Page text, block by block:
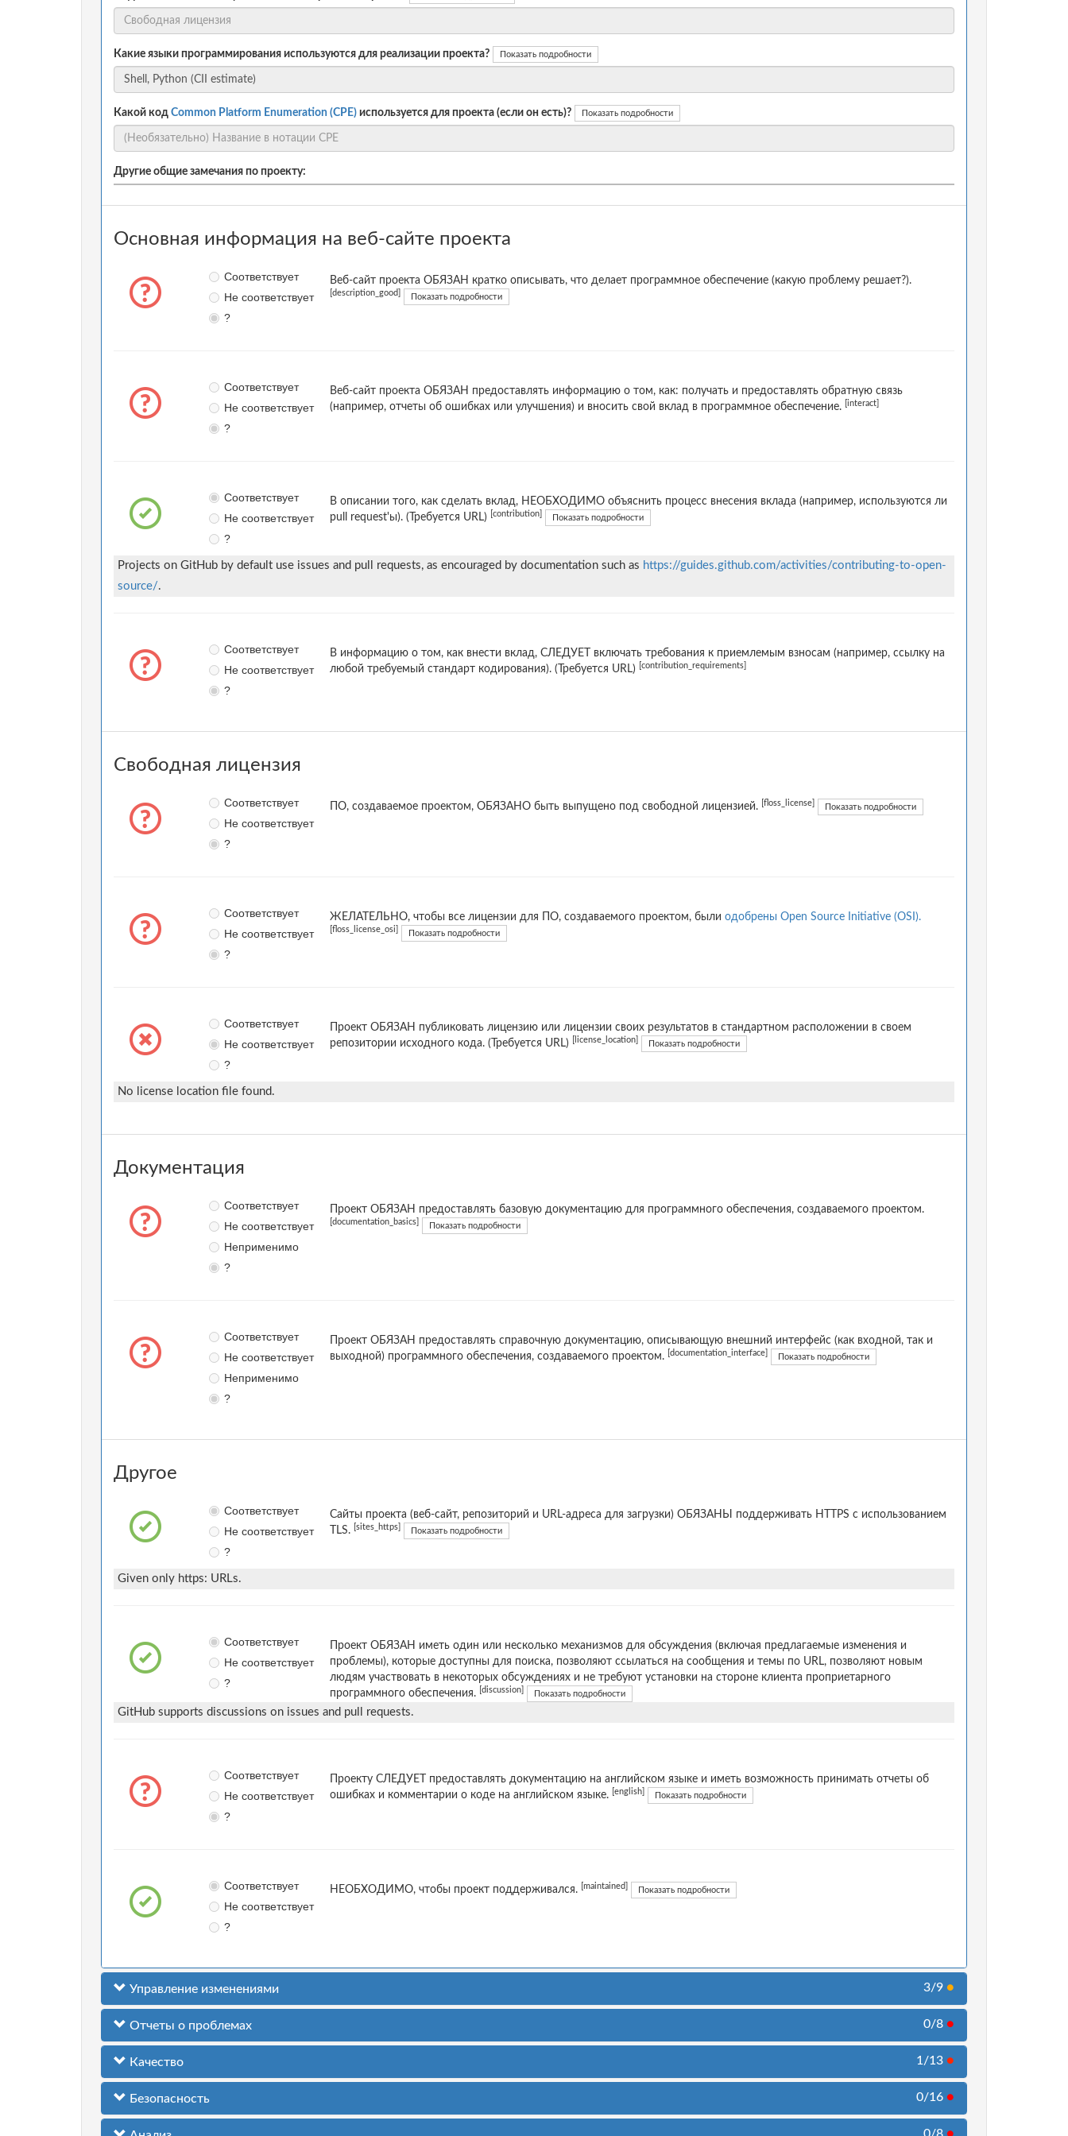
Какие языки программирования используются для реализации проекта? Показать подробности
Какой код Common Platform Enumeration (CPE) используется для проекта (если он есть)? Показать подробности
Другие общие замечания по проекту:
Основная информация на веб-сайте проекта
Соответствует
Не соответствует
?
Веб-сайт проекта ОБЯЗАН кратко описывать, что делает программное обеспечение (какую проблему решает?).
[description_good] Показать подробности
Соответствует
Не соответствует
?
Веб-сайт проекта ОБЯЗАН предоставлять информацию о том, как: получать и предоставлять обратную связь
(например, отчеты об ошибках или улучшения) и вносить свой вклад в программное обеспечение.
[interact]
Соответствует
Не соответствует
?
В описании того, как сделать вклад, НЕОБХОДИМО объяснить процесс внесения вклада (например, используются ли
pull request'ы). (Требуется URL)
[contribution] Показать подробности
Projects on GitHub by default use issues and pull requests, as encouraged by documentation such as https://guides.github.com/activities/contributing-to-open-
source/.
Соответствует
Не соответствует
?
В информацию о том, как внести вклад, СЛЕДУЕТ включать требования к приемлемым взносам (например, ссылку на
любой требуемый стандарт кодирования). (Требуется URL)
[contribution_requirements]
Свободная лицензия
Соответствует
Не соответствует
?
ПО, создаваемое проектом, ОБЯЗАНО быть выпущено под свободной лицензией. [floss_license] Показать подробности
Соответствует
Не соответствует
?
ЖЕЛАТЕЛЬНО, чтобы все лицензии для ПО, создаваемого проектом, были одобрены Open Source Initiative (OSI).
[floss_license_osi] Показать подробности
Соответствует
Не соответствует
?
Проект ОБЯЗАН публиковать лицензию или лицензии своих результатов в стандартном расположении в своем
репозитории исходного кода. (Требуется URL)
[license_location] Показать подробности
No license location file found.
Документация
Соответствует
Не соответствует
Неприменимо
?
Проект ОБЯЗАН предоставлять базовую документацию для программного обеспечения, создаваемого проектом.
[documentation_basics] Показать подробности
Соответствует
Не соответствует
Неприменимо
?
Проект ОБЯЗАН предоставлять справочную документацию, описывающую внешний интерфейс (как входной, так и
выходной) программного обеспечения, создаваемого проектом.
[documentation_interface] Показать подробности
Другое
Соответствует
Не соответствует
?
Сайты проекта (веб-сайт, репозиторий и URL-адреса для загрузки) ОБЯЗАНЫ поддерживать HTTPS с использованием
TLS.
[sites_https] Показать подробности
Given only https: URLs.
Соответствует
Не соответствует
?
Проект ОБЯЗАН иметь один или несколько механизмов для обсуждения (включая предлагаемые изменения и
проблемы), которые доступны для поиска, позволяют ссылаться на сообщения и темы по URL, позволяют новым
людям участвовать в некоторых обсуждениях и не требуют установки на стороне клиента проприетарного
программного обеспечения.
[discussion] Показать подробности
GitHub supports discussions on issues and pull requests.
Соответствует
Не соответствует
?
Проекту СЛЕДУЕТ предоставлять документацию на английском языке и иметь возможность принимать отчеты об
ошибках и комментарии о коде на английском языке.
[english] Показать подробности
Соответствует
Не соответствует
?
НЕОБХОДИМО, чтобы проект поддерживался. [maintained] Показать подробности
Управление изменениями 3/9 ●
Отчеты о проблемах 0/8 ●
Качество 1/13 ●
Безопасность 0/16 ●